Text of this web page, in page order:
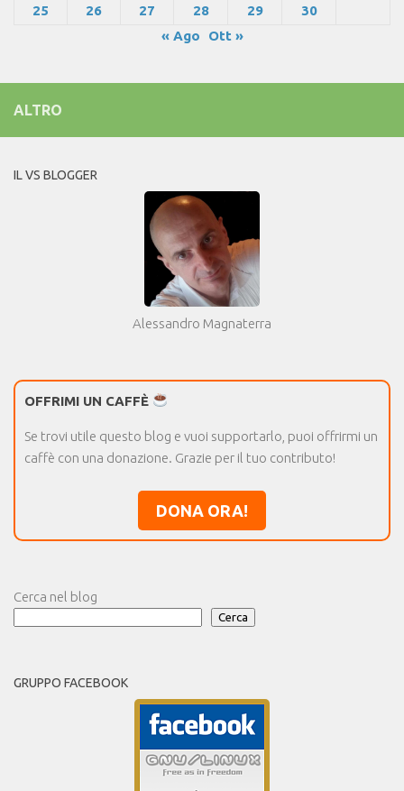
25
26 27 28 29
30
« Ago
Ott »
ALTRO
IL VS BLOGGER
Alessandro Magnaterra
OFFRIMI UN CAFFÈ
Se trovi utile questo blog e vuoi supportarlo, puoi offrirmi un
caffè con una donazione. Grazie per il tuo contributo!
DONA ORA!
Cerca nel blog
Cerca
GRUPPO FACEBOOK